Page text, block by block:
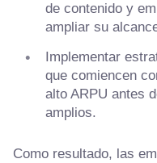
de contenido y
ampliar su
Implementar
que comiencen
alto ARPU antes
amplios.
Como resultado, las